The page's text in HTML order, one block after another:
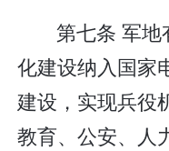
第七条 军地
化建设纳入国家
建设，实现兵役
教育、公安、人